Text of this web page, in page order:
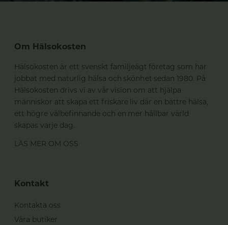
Om Hälsokosten
Hälsokosten är ett svenskt familjeägt företag som har
jobbat med naturlig hälsa och skönhet sedan 1980. På
Hälsokosten drivs vi av vår vision om att hjälpa
människor att skapa ett friskare liv där en bättre hälsa,
ett högre välbefinnande och en mer hållbar värld
skapas varje dag.
LÄS MER OM OSS
Kontakt
Kontakta oss
Våra butiker